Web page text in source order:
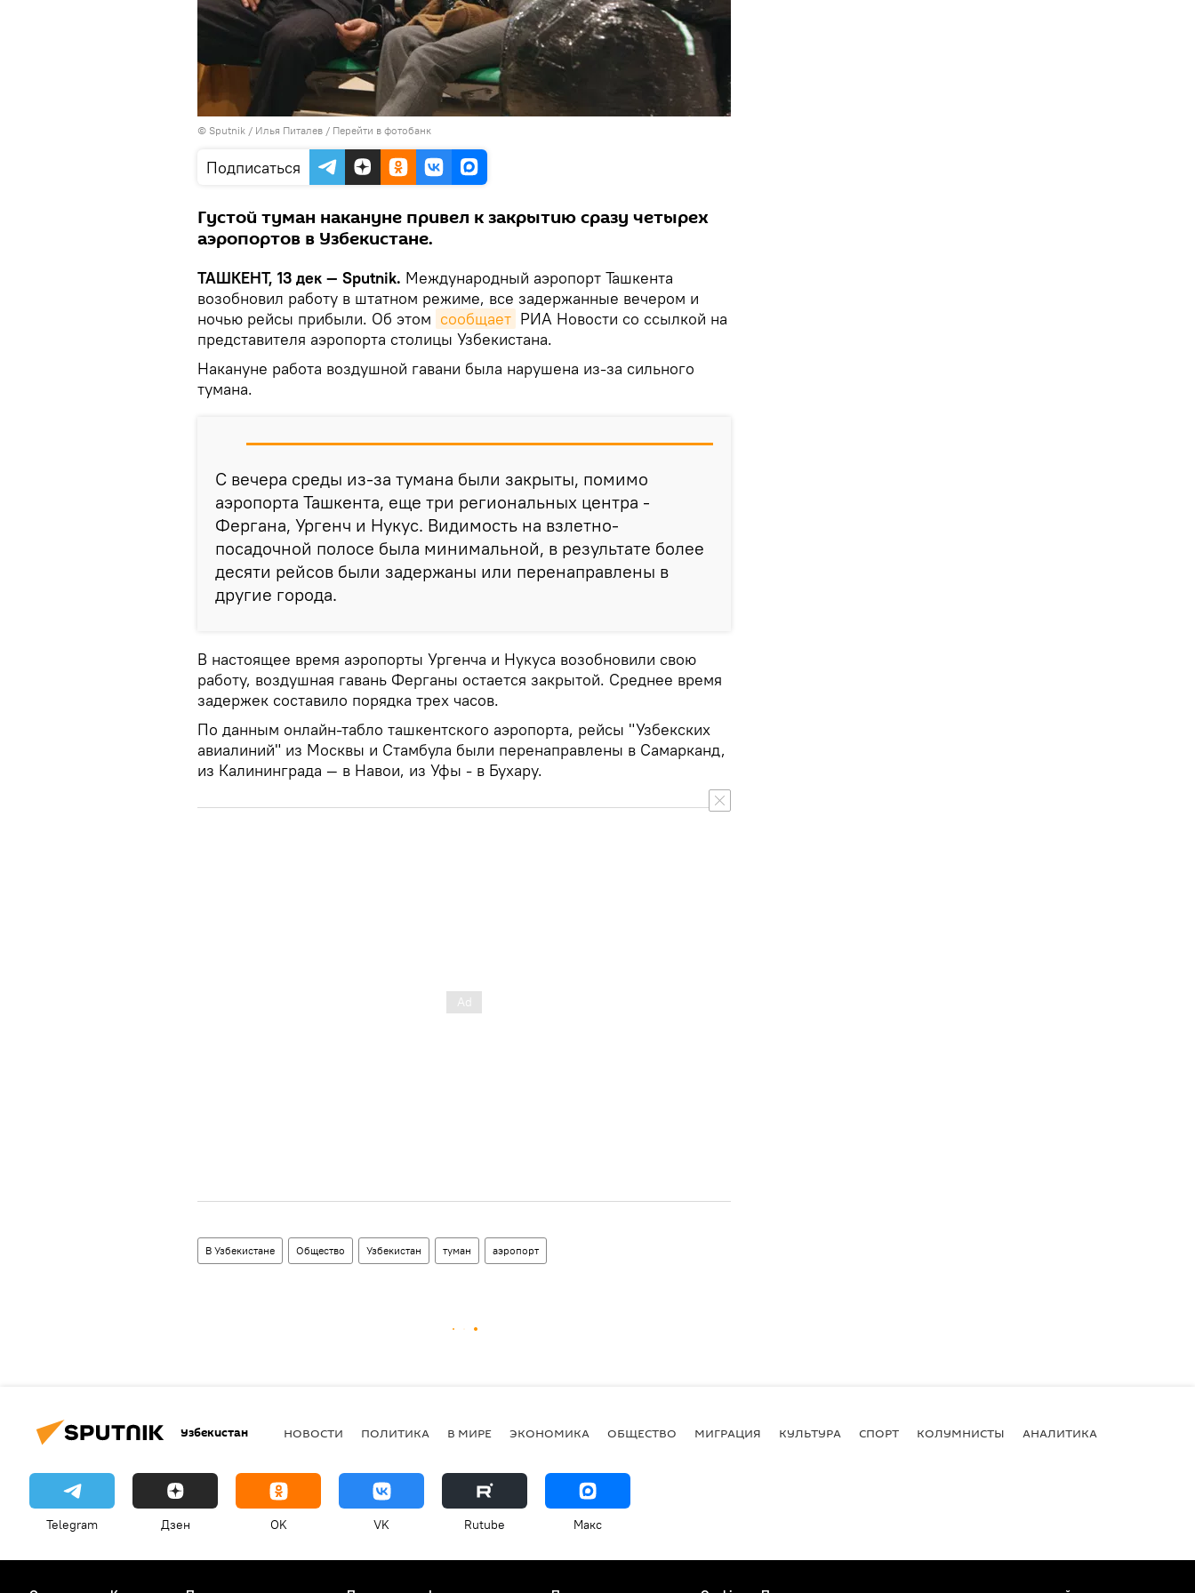
© Sputnik / Илья Питалев / Перейти в фотобанк
Подписаться
Густой туман накануне привел к закрытию сразу четырех
аэропортов в Узбекистане.
ТАШКЕНТ, 13 дек — Sputnik. Международный аэропорт Ташкента
возобновил работу в штатном режиме, все задержанные вечером и
ночью рейсы прибыли. Об этом сообщает РИА Новости со ссылкой на
представителя аэропорта столицы Узбекистана.
Накануне работа воздушной гавани была нарушена из-за сильного
тумана.
С вечера среды из-за тумана были закрыты, помимо
аэропорта Ташкента, еще три региональных центра -
Фергана, Ургенч и Нукус. Видимость на взлетно-
посадочной полосе была минимальной, в результате более
десяти рейсов были задержаны или перенаправлены в
другие города.
В настоящее время аэропорты Ургенча и Нукуса возобновили свою
работу, воздушная гавань Ферганы остается закрытой. Среднее время
задержек составило порядка трех часов.
По данным онлайн-табло ташкентского аэропорта, рейсы "Узбекских
авиалиний" из Москвы и Стамбула были перенаправлены в Самарканд,
из Калининграда — в Навои, из Уфы - в Бухару.
В Узбекистане Общество Узбекистан туман аэропорт
Узбекистан НОВОСТИ ПОЛИТИКА В МИРЕ ЭКОНОМИКА ОБЩЕСТВО МИГРАЦИЯ КУЛЬТУРА СПОРТ КОЛУМНИСТЫ АНАЛИТИКА
Telegram Дзен OK VK Rutube Макс